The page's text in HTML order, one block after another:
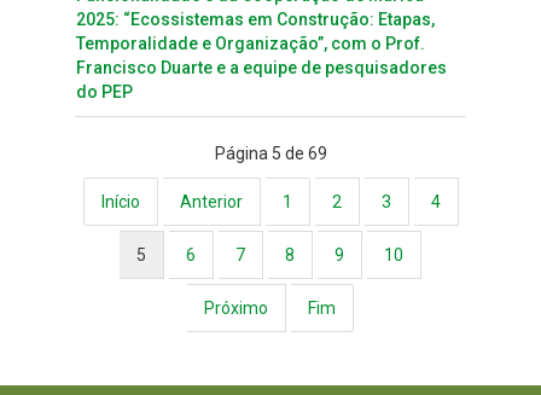
2025: “Ecossistemas em Construção: Etapas,
Temporalidade e Organização”, com o Prof.
Francisco Duarte e a equipe de pesquisadores
do PEP
Página 5 de 69
Início Anterior 1 2 3 4
5 6 7 8 9 10
Próximo Fim